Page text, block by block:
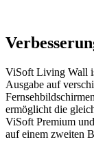
ViSoft Living Wall
Ausgabe auf
ermöglicht die
ViSoft Premium
auf einem zweiten